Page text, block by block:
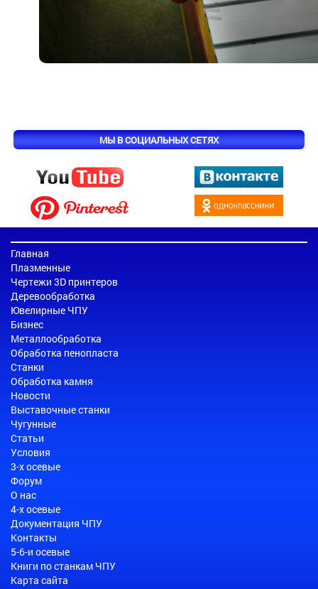
МЫ В СОЦИАЛЬНЫХ СЕТЯХ
Главная
Плазменные
Чертежи 3D принтеров
Деревообработка
Ювелирные ЧПУ
Бизнес
Металлообработка
Обработка пенопласта
Станки
Обработка камня
Новости
Выставочные станки
Чугунные
Статьи
Условия
3-х осевые
Форум
О нас
4-х осевые
Документация ЧПУ
Контакты
5-6-и осевые
Книги по станкам ЧПУ
Карта сайта